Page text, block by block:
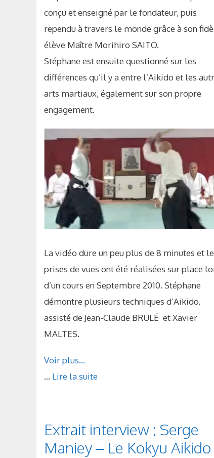
conçu et enseigné par le fondateur, puis
rependu à travers le monde grâce à son
élève Maître Morihiro SAITO.
Stéphane est ensuite questionné sur les
différences qu’il y a entre l’Aikido et les
arts martiaux, également sur son propre
engagement.
La vidéo dure un peu plus de 8 minutes et
prises de vues ont été réalisées sur place
d’un cours en Septembre 2010. Stéphane
démontre plusieurs techniques d’Aikido,
assisté de Jean-Claude BRULÉ et Xavier
MALTES.
Voir plus…
... Lire la suite
Extrait interview : Serge
Maniey – Le Kokyu Aikido